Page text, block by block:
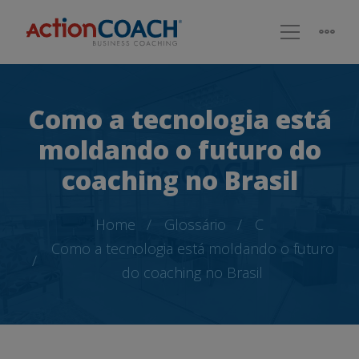
Como a tecnologia está
moldando o futuro do
coaching no Brasil
Home Glossário
C
Como a tecnologia está moldando o futuro
do coaching no Brasil